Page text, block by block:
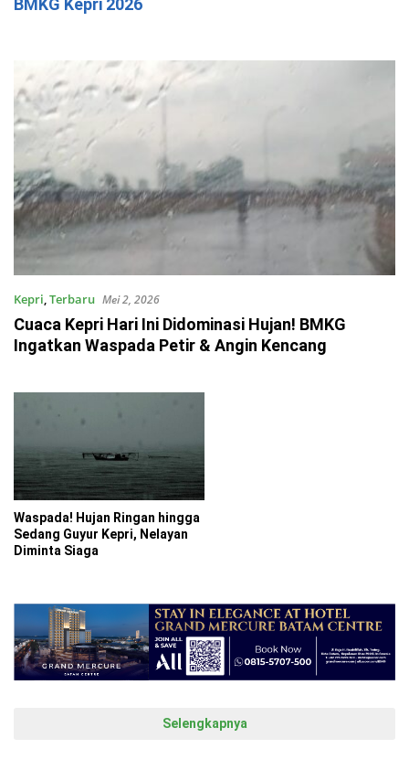
BMKG Kepri 2026
Kepri,Terbaru Mei 2, 2026
Cuaca Kepri Hari Ini Didominasi Hujan! BMKG
Ingatkan Waspada Petir & Angin Kencang
Waspada! Hujan Ringan hingga
Sedang Guyur Kepri, Nelayan
Diminta Siaga
Selengkapnya